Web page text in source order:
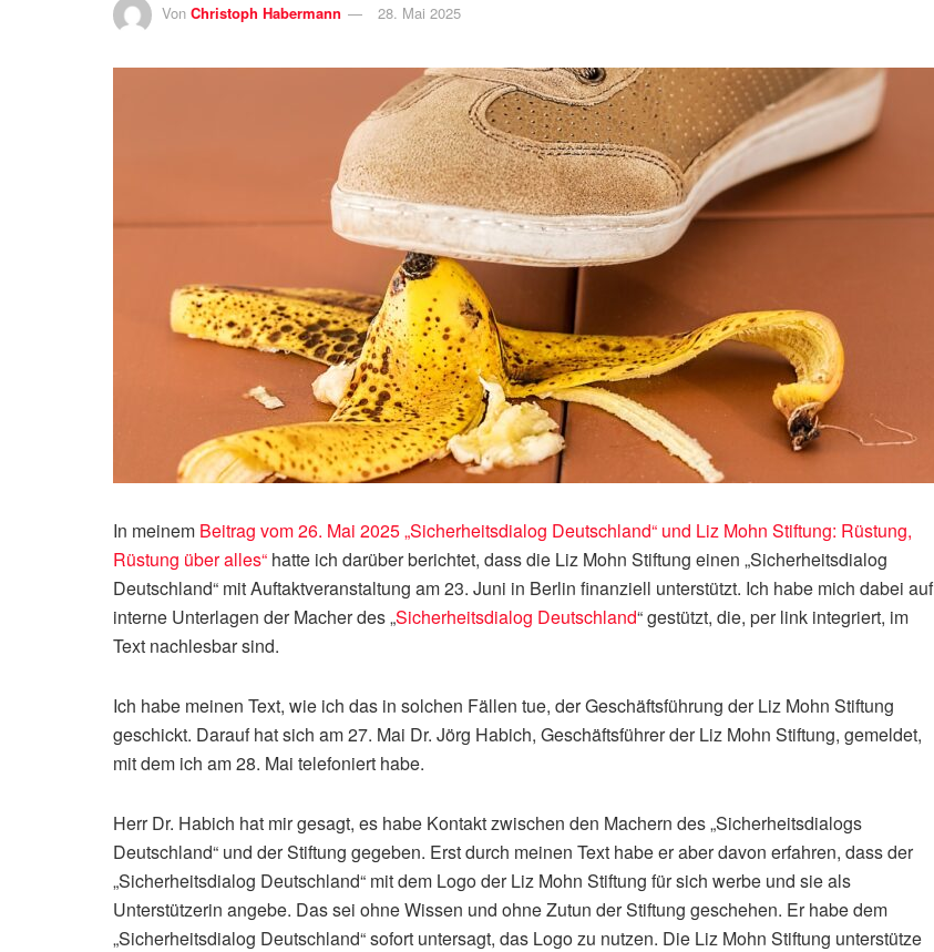
Von Christoph Habermann 28. Mai 2025
In meinem Beitrag vom 26. Mai 2025 „Sicherheitsdialog Deutschland“ und Liz Mohn Stiftung: Rüstung,
Rüstung über alles“ hatte ich darüber berichtet, dass die Liz Mohn Stiftung einen „Sicherheitsdialog
Deutschland“ mit Auftaktveranstaltung am 23. Juni in Berlin finanziell unterstützt. Ich habe mich dabei auf
interne Unterlagen der Macher des „Sicherheitsdialog Deutschland“ gestützt, die, per link integriert, im
Text nachlesbar sind.
Ich habe meinen Text, wie ich das in solchen Fällen tue, der Geschäftsführung der Liz Mohn Stiftung
geschickt. Darauf hat sich am 27. Mai Dr. Jörg Habich, Geschäftsführer der Liz Mohn Stiftung, gemeldet,
mit dem ich am 28. Mai telefoniert habe.
Herr Dr. Habich hat mir gesagt, es habe Kontakt zwischen den Machern des „Sicherheitsdialogs
Deutschland“ und der Stiftung gegeben. Erst durch meinen Text habe er aber davon erfahren, dass der
„Sicherheitsdialog Deutschland“ mit dem Logo der Liz Mohn Stiftung für sich werbe und sie als
Unterstützerin angebe. Das sei ohne Wissen und ohne Zutun der Stiftung geschehen. Er habe dem
„Sicherheitsdialog Deutschland“ sofort untersagt, das Logo zu nutzen. Die Liz Mohn Stiftung unterstütze